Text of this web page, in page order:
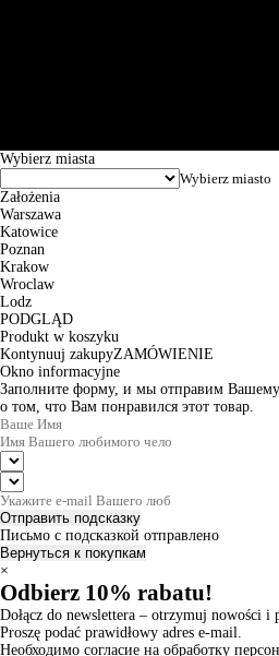
Wybierz miasta
Założenia
Warszawa
Katowice
Poznan
Krakow
Wroclaw
Lodz
PODGLĄD
Produkt w koszyku
Kontynuuj zakupyZAMÓWIENIE
Okno informacyjne
Заполните форму, и мы отправим
о том, что Вам понравился этот товар.
Отправить подсказку
Письмо с подсказкой отправлено
Вернуться к покупкам
×
Odbierz 10% rabatu!
Dołącz do newslettera – otrzymuj nowości i
Proszę podać prawidłowy adres e-mail.
Необходимо согласие на обработку